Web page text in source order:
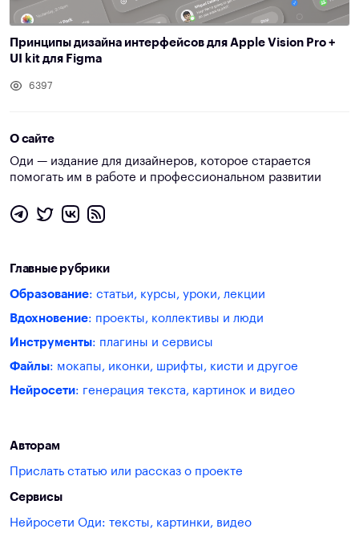
Принципы дизайна интерфейсов для Apple Vision Pro +
UI kit для Figma
6397
О сайте
Оди — издание для дизайнеров, которое старается
помогать им в работе и профессиональном развитии
Главные рубрики
Образование: статьи, курсы, уроки, лекции
Вдохновение: проекты, коллективы и люди
Инструменты: плагины и сервисы
Файлы: мокапы, иконки, шрифты, кисти и другое
Нейросети: генерация текста, картинок и видео
Авторам
Прислать статью или рассказ о проекте
Сервисы
Нейросети Оди: тексты, картинки, видео